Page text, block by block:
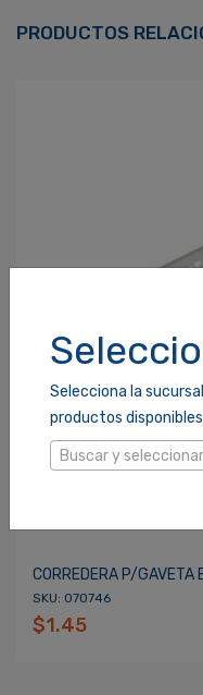
Selecciona la
productos
Buscar y seleccionar
Recordarme
PRODUCTOS
CORREDERA P/
SKU: 070746
$1.45